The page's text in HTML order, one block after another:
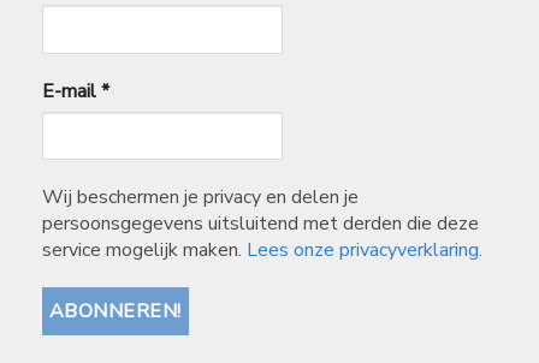
E-mail*
Wij beschermen je privacy en delen je
persoonsgegevens uitsluitend met derden die deze
service mogelijk maken. Lees onze privacyverklaring.